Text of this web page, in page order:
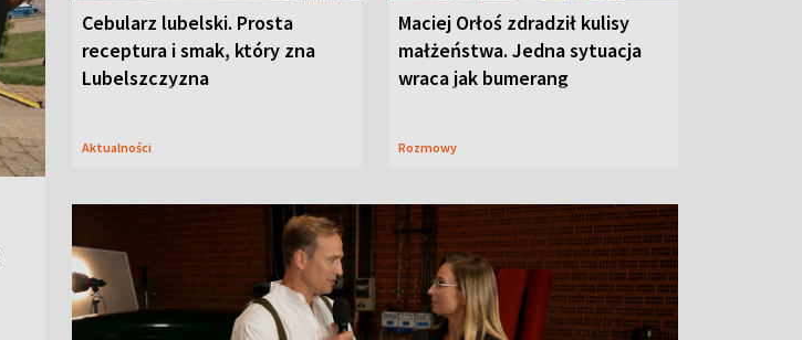
Cebularz lubelski. Prosta
receptura i smak, który zna
Lubelszczyzna
Aktualności
Maciej Orłoś zdradził kulisy
małżeństwa. Jedna sytuacja
wraca jak bumerang
Rozmowy